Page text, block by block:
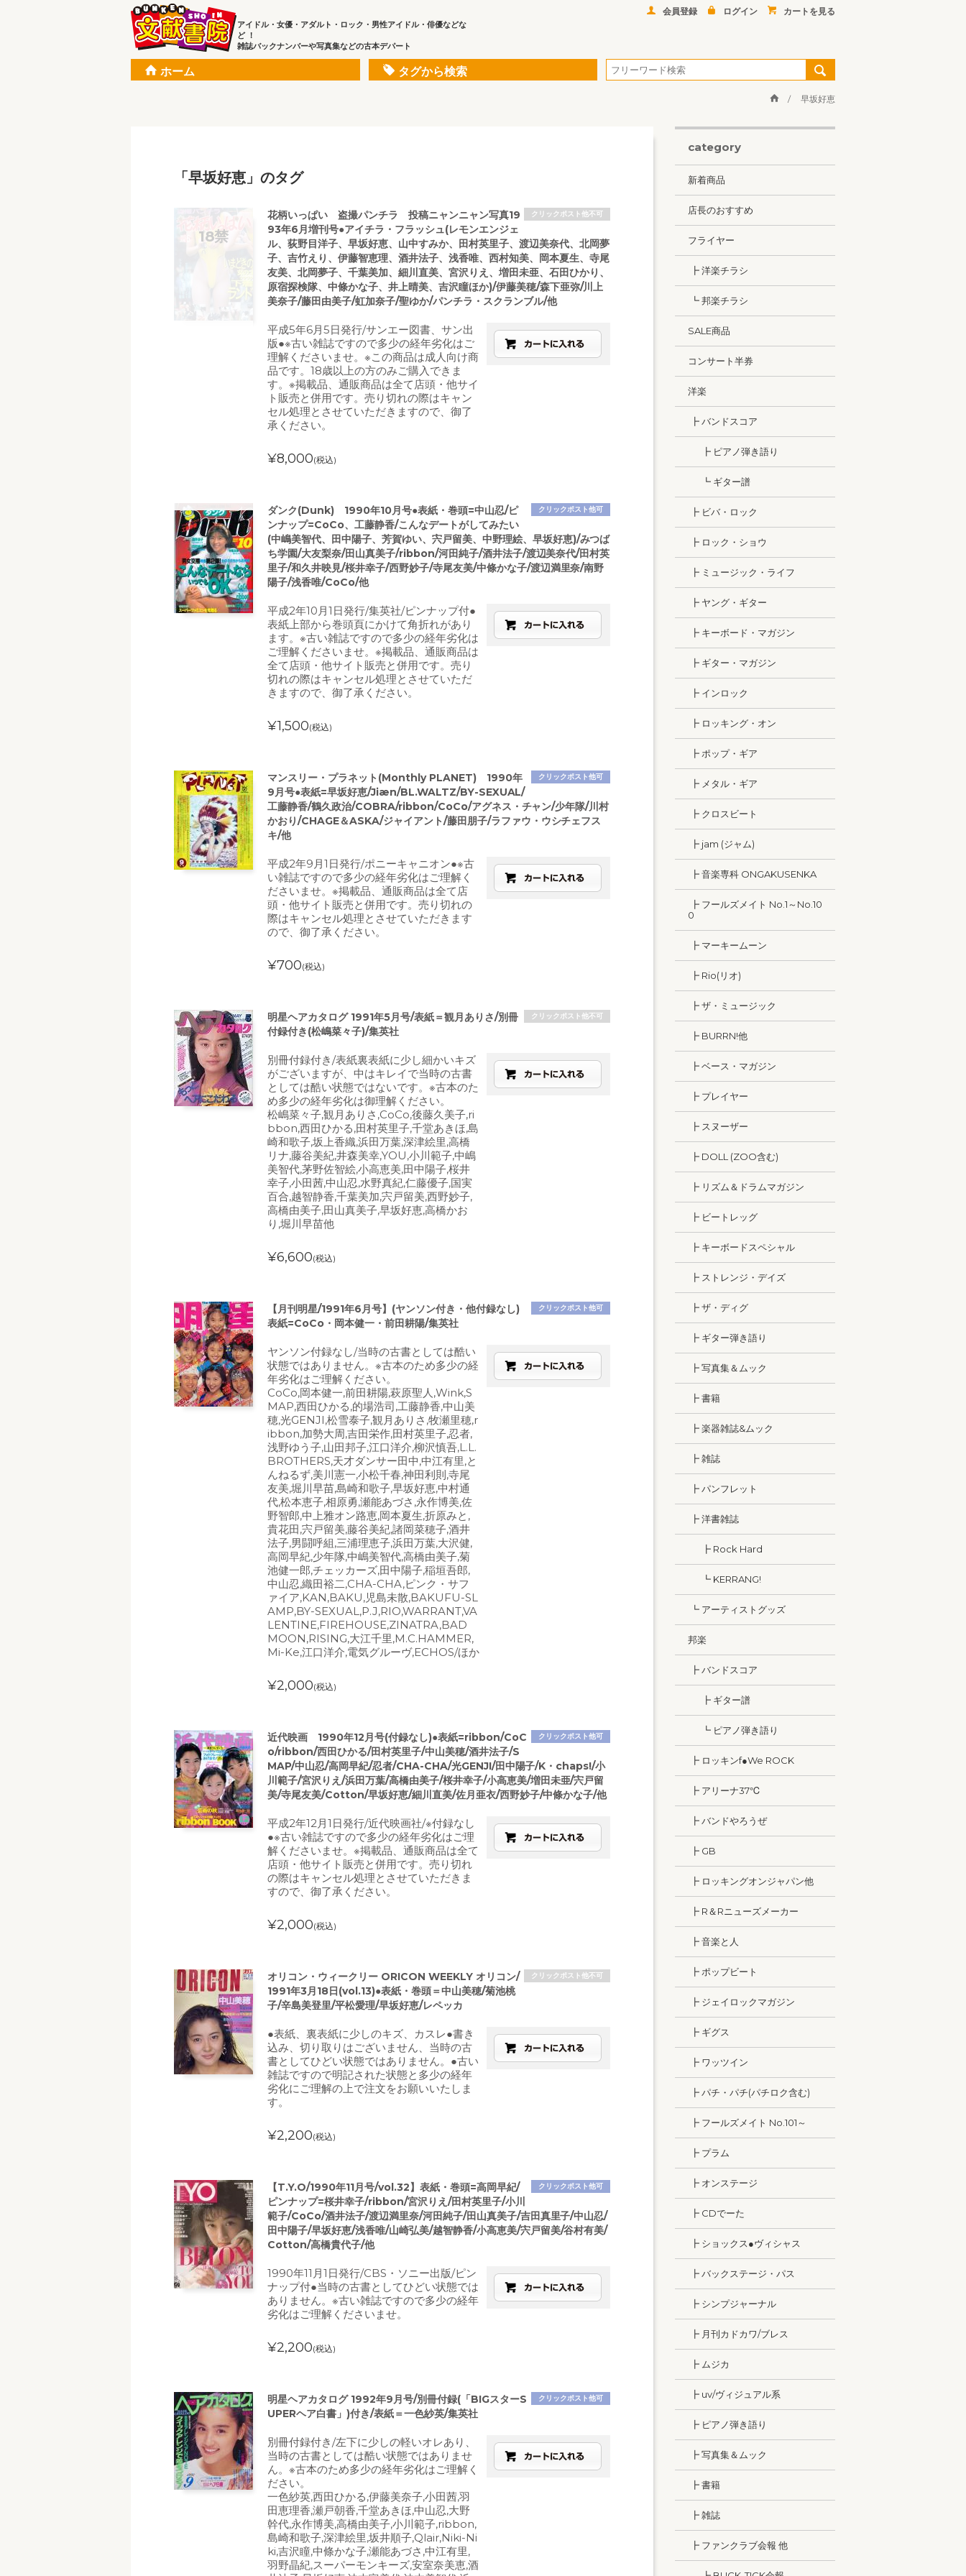
アイドル・女優・アダルト・ロック・男性アイドル・俳優などな
ど ！
雑誌バックナンバーや写真集などの古本デパート
会員登録 ログイン カートを見る
ホーム タグから検索
早坂好恵
「早坂好恵」のタグ
クリックポスト他不可
花柄いっぱい 盗撮パンチラ 投稿ニャンニャン写真19
93年6月増刊号●アイチラ・フラッシュ(レモンエンジェ
ル、荻野目洋子、早坂好恵、山中すみか、田村英里子、渡辺美奈代、北岡夢
子、吉竹えり、伊藤智恵理、酒井法子、浅香唯、西村知美、岡本夏生、寺尾
友美、北岡夢子、千葉美加、細川直美、宮沢りえ、増田未亜、石田ひかり、
原宿探検隊、中條かな子、井上晴美、吉沢瞳ほか)/伊藤美穂/森下亜弥/川上
美奈子/藤田由美子/虹加奈子/聖ゆか/パンチラ・スクランブル/他
平成5年6月5日発行/サンエー図書、サン出
版●※古い雑誌ですので多少の経年劣化はご
理解くださいませ。※この商品は成人向け商
品です。18歳以上の方のみご購入できま
す。※掲載品、通販商品は全て店頭・他サイ
ト販売と併用です。売り切れの際はキャン
セル処理とさせていただきますので、御了
承ください。
¥8,000(税込)
クリックポスト他可
ダンク(Dunk) 1990年10月号●表紙・巻頭=中山忍/ピ
ンナップ=CoCo、工藤静香/こんなデートがしてみたい
(中嶋美智代、田中陽子、芳賀ゆい、宍戸留美、中野理絵、早坂好恵)/みつば
ち学園/大友梨奈/田山真美子/ribbon/河田純子/酒井法子/渡辺美奈代/田村英
里子/和久井映見/桜井幸子/西野妙子/寺尾友美/中條かな子/渡辺満里奈/南野
陽子/浅香唯/CoCo/他
平成2年10月1日発行/集英社/ピンナップ付●
表紙上部から巻頭頁にかけて角折れがあり
ます。※古い雑誌ですので多少の経年劣化は
ご理解くださいませ。※掲載品、通販商品は
全て店頭・他サイト販売と併用です。売り
切れの際はキャンセル処理とさせていただ
きますので、御了承ください。
¥1,500(税込)
クリックポスト他可
マンスリー・プラネット(Monthly PLANET) 1990年
9月号●表紙=早坂好恵/Jiæn/BL.WALTZ/BY-SEXUAL/
工藤静香/鶴久政治/COBRA/ribbon/CoCo/アグネス・チャン/少年隊/川村
かおり/CHAGE＆ASKA/ジャイアント/藤田朋子/ラファウ・ウシチェフス
キ/他
平成2年9月1日発行/ポニーキャニオン●※古
い雑誌ですので多少の経年劣化はご理解く
ださいませ。※掲載品、通販商品は全て店
頭・他サイト販売と併用です。売り切れの
際はキャンセル処理とさせていただきます
ので、御了承ください。
¥700(税込)
クリックポスト他不可
明星ヘアカタログ 1991年5月号/表紙＝観月ありさ/別冊
付録付き(松嶋菜々子)/集英社
別冊付録付き/表紙裏表紙に少し細かいキズ
がございますが、中はキレイで当時の古書
としては酷い状態ではないです。※古本のた
め多少の経年劣化は御理解ください。
松嶋菜々子,観月ありさ,CoCo,後藤久美子,ri
bbon,西田ひかる,田村英里子,千堂あきほ,島
崎和歌子,坂上香織,浜田万葉,深津絵里,高橋
リナ,藤谷美紀,井森美幸,YOU,小川範子,中嶋
美智代,茅野佐智絵,小高恵美,田中陽子,桜井
幸子,小田茜,中山忍,水野真紀,仁藤優子,国実
百合,越智静香,千葉美加,宍戸留美,西野妙子,
高橋由美子,田山真美子,早坂好恵,高橋かお
り,堀川早苗他
¥6,600(税込)
クリックポスト他可
【月刊明星/1991年6月号】(ヤンソン付き・他付録なし)
表紙=CoCo・岡本健一・前田耕陽/集英社
ヤンソン付録なし/当時の古書としては酷い
状態ではありません。※古本のため多少の経
年劣化はご理解ください。
CoCo,岡本健一,前田耕陽,萩原聖人,Wink,S
MAP,西田ひかる,的場浩司,工藤静香,中山美
穂,光GENJI,松雪泰子,観月ありさ,牧瀬里穂,r
ibbon,加勢大周,吉田栄作,田村英里子,忍者,
浅野ゆう子,山田邦子,江口洋介,柳沢慎吾,L.L.
BROTHERS,天才ダンサー田中,中江有里,と
んねるず,美川憲一,小松千春,神田利則,寺尾
友美,堀川早苗,島崎和歌子,早坂好恵,中村通
代,松本恵子,相原勇,瀬能あづさ,永作博美,佐
野智郎,中上雅オン路恵,岡本夏生,折原みと,
貴花田,宍戸留美,藤谷美紀,諸岡菜穂子,酒井
法子,男闘呼組,三浦理恵子,浜田万葉,大沢健,
高岡早紀,少年隊,中嶋美智代,高橋由美子,菊
池健一郎,チェッカーズ,田中陽子,稲垣吾郎,
中山忍,織田裕二,CHA-CHA,ピンク・サフ
ァイア,KAN,BAKU,児島未散,BAKUFU-SL
AMP,BY-SEXUAL,P.J,RIO,WARRANT,VA
LENTINE,FIREHOUSE,ZINATRA,BAD
MOON,RISING,大江千里,M.C.HAMMER,
Mi-Ke,江口洋介,電気グルーヴ,ECHOS/ほか
¥2,000(税込)
クリックポスト他可
近代映画 1990年12月号(付録なし)●表紙=ribbon/CoC
o/ribbon/西田ひかる/田村英里子/中山美穂/酒井法子/S
MAP/中山忍/高岡早紀/忍者/CHA-CHA/光GENJI/田中陽子/K・chaps!/小
川範子/宮沢りえ/浜田万葉/高橋由美子/桜井幸子/小高恵美/増田未亜/宍戸留
美/寺尾友美/Cotton/早坂好恵/細川直美/佐月亜衣/西野妙子/中條かな子/他
平成2年12月1日発行/近代映画社/※付録なし
●※古い雑誌ですので多少の経年劣化はご理
解くださいませ。※掲載品、通販商品は全て
店頭・他サイト販売と併用です。売り切れ
の際はキャンセル処理とさせていただきま
すので、御了承ください。
¥2,000(税込)
クリックポスト他不可
オリコン・ウィークリー ORICON WEEKLY オリコン/
1991年3月18日(vol.13)●表紙・巻頭＝中山美穂/菊池桃
子/辛島美登里/平松愛理/早坂好恵/レペッカ
●表紙、裏表紙に少しのキズ、カスレ●書き
込み、切り取りはございません、当時の古
書としてひどい状態ではありません。●古い
雑誌ですので明記された状態と多少の経年
劣化にご理解の上で注文をお願いいたしま
す。
¥2,200(税込)
クリックポスト他可
【T.Y.O/1990年11月号/vol.32】表紙・巻頭=高岡早紀/
ピンナップ=桜井幸子/ribbon/宮沢りえ/田村英里子/小川
範子/CoCo/酒井法子/渡辺満里奈/河田純子/田山真美子/吉田真里子/中山忍/
田中陽子/早坂好恵/浅香唯/山崎弘美/越智静香/小高恵美/宍戸留美/谷村有美/
Cotton/高橋貴代子/他
1990年11月1日発行/CBS・ソニー出版/ピン
ナップ付●当時の古書としてひどい状態では
ありません。※古い雑誌ですので多少の経年
劣化はご理解くださいませ。
¥2,200(税込)
クリックポスト他可
明星ヘアカタログ 1992年9月号/別冊付録(「BIGスターS
UPERヘア白書」)付き/表紙＝一色紗英/集英社
別冊付録付き/左下に少しの軽いオレあり、
当時の古書としては酷い状態ではありませ
ん。※古本のため多少の経年劣化はご理解く
ださい。
一色紗英,西田ひかる,伊藤美奈子,小田茜,羽
田恵理香,瀬戸朝香,千堂あきほ,中山忍,大野
幹代,永作博美,高橋由美子,小川範子,ribbon,
島崎和歌子,深津絵里,坂井順子,Qlair,Niki-Ni
ki,吉沢瞳,中條かな子,瀬能あづさ,中江有里,
羽野晶紀,スーパーモンキーズ,安室奈美恵,酒
category
新着商品
店長のおすすめ
フライヤー
┣ 洋楽チラシ
┗ 邦楽チラシ
SALE商品
コンサート半券
洋楽
┣ バンドスコア
┣ ピアノ弾き語り
┗ ギター譜
┣ ビバ・ロック
┣ ロック・ショウ
┣ ミュージック・ライフ
┣ ヤング・ギター
┣ キーボード・マガジン
┣ ギター・マガジン
┣ インロック
┣ ロッキング・オン
┣ ポップ・ギア
┣ メタル・ギア
┣ クロスビート
┣ jam (ジャム)
┣ 音楽専科 ONGAKUSENKA
┣ フールズメイト No.1～No.10
0
┣ マーキームーン
┣ Rio(リオ)
┣ ザ・ミュージック
┣ BURRN!他
┣ ベース・マガジン
┣ プレイヤー
┣ スヌーザー
┣ DOLL (ZOO含む)
┣ リズム＆ドラムマガジン
┣ ビートレッグ
┣ キーボードスペシャル
┣ ストレンジ・デイズ
┣ ザ・ディグ
┣ ギター弾き語り
┣ 写真集＆ムック
┣ 書籍
┣ 楽器雑誌&ムック
┣ 雑誌
┣ パンフレット
┣ 洋書雑誌
┣ Rock Hard
┗ KERRANG!
┗ アーティストグッズ
邦楽
┣ バンドスコア
┣ ギター譜
┗ ピアノ弾き語り
┣ ロッキンf●We ROCK
┣ アリーナ37℃
┣ バンドやろうぜ
┣ GB
┣ ロッキングオンジャパン他
┣ R＆Rニューズメーカー
┣ 音楽と人
┣ ポップビート
┣ ジェイロックマガジン
┣ ギグス
┣ ワッツイン
┣ パチ・パチ(パチロク含む)
┣ フールズメイト No.101～
┣ プラム
┣ オンステージ
┣ CDでーた
┣ ショックス●ヴィシャス
┣ バックステージ・パス
┣ シンプジャーナル
┣ 月刊カドカワ/ブレス
┣ ムジカ
┣ uv/ヴィジュアル系
┣ ピアノ弾き語り
┣ 写真集＆ムック
┣ 書籍
┣ 雑誌
┣ ファンクラブ会報 他